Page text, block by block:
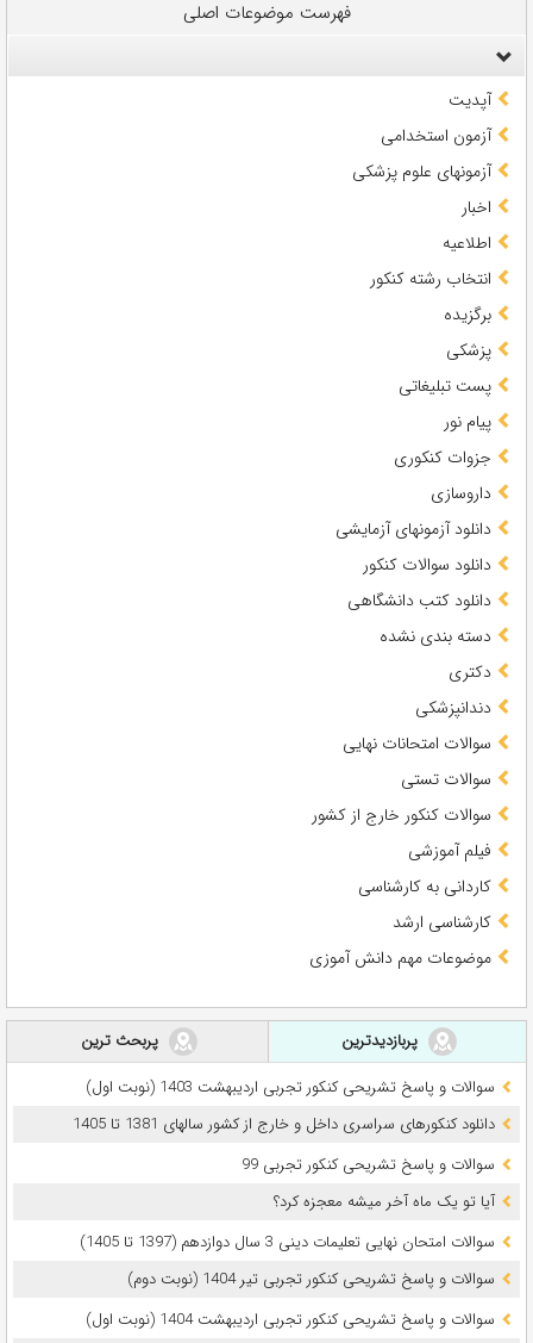
فهرست موضوعات اصلی
آپدیت
آزمون استخدامی
آزمونهای علوم پزشکی
اخبار
اطلاعیه
انتخاب رشته کنکور
برگزیده
پزشکی
پست تبلیغاتی
پیام نور
جزوات کنکوری
داروسازی
دانلود آزمونهای آزمایشی
دانلود سوالات کنکور
دانلود کتب دانشگاهی
دسته بندی نشده
دکتری
دندانپزشکی
سوالات امتحانات نهایی
سوالات تستی
سوالات کنکور خارج از کشور
فیلم آموزشی
کاردانی به کارشناسی
کارشناسی ارشد
موضوعات مهم دانش آموزی
پربازدیدترین
پربحث ترین
سوالات و پاسخ تشریحی کنکور تجربی اردیبهشت 1403 (نوبت اول)
دانلود کنکورهای سراسری داخل و خارج از کشور سالهای 1381 تا 1405
سوالات و پاسخ تشریحی کنکور تجربی 99
آیا تو یک ماه آخر میشه معجزه کرد؟
سوالات امتحان نهایی تعلیمات دینی 3 سال دوازدهم (1397 تا 1405)
سوالات و پاسخ تشریحی کنکور تجربی تیر 1404 (نوبت دوم)
سوالات و پاسخ تشریحی کنکور تجربی اردیبهشت 1404 (نوبت اول)